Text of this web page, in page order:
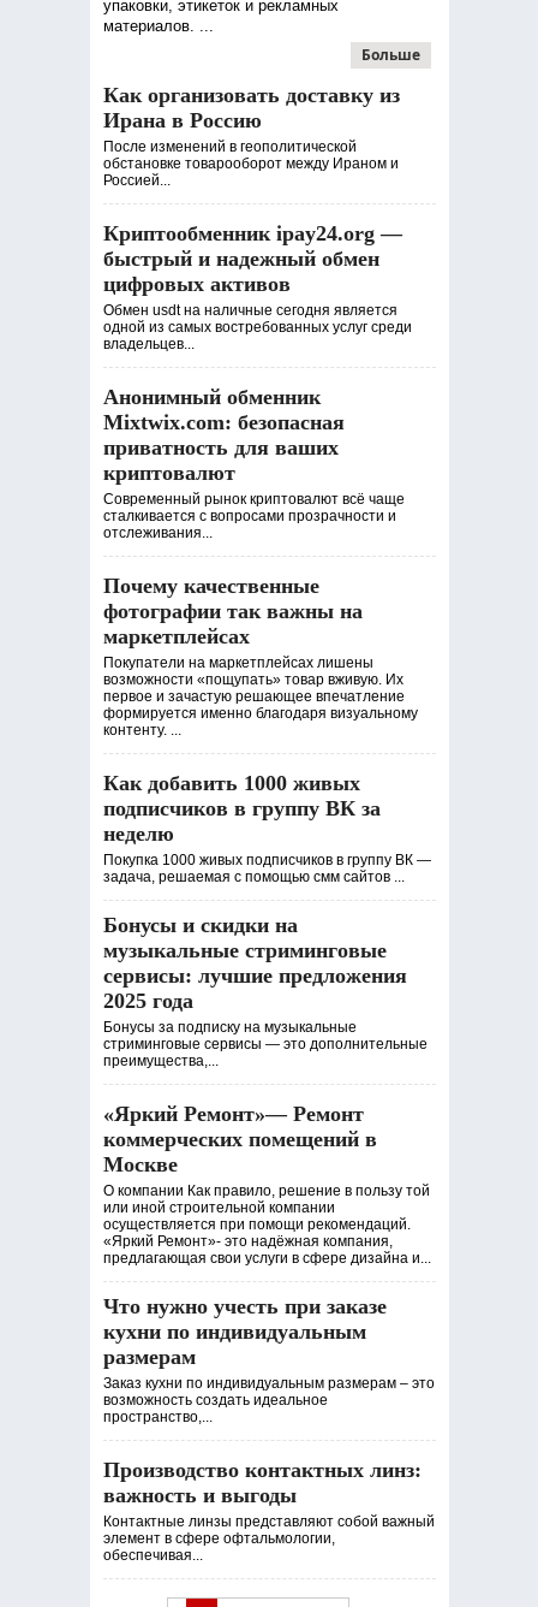
упаковки, этикеток и рекламных
материалов. ...
Больше
Как организовать доставку из
Ирана в Россию
После изменений в геополитической
обстановке товарооборот между Ираном и
Россией...
Криптообменник ipay24.org —
быстрый и надежный обмен
цифровых активов
Обмен usdt на наличные сегодня является
одной из самых востребованных услуг среди
владельцев...
Анонимный обменник
Mixtwix.com: безопасная
приватность для ваших
криптовалют
Современный рынок криптовалют всё чаще
сталкивается с вопросами прозрачности и
отслеживания...
Почему качественные
фотографии так важны на
маркетплейсах
Покупатели на маркетплейсах лишены
возможности «пощупать» товар вживую. Их
первое и зачастую решающее впечатление
формируется именно благодаря визуальному
контенту. ...
Как добавить 1000 живых
подписчиков в группу ВК за
неделю
Покупка 1000 живых подписчиков в группу ВК —
задача, решаемая с помощью смм сайтов ...
Бонусы и скидки на
музыкальные стриминговые
сервисы: лучшие предложения
2025 года
Бонусы за подписку на музыкальные
стриминговые сервисы — это дополнительные
преимущества,...
«Яркий Ремонт»— Ремонт
коммерческих помещений в
Москве
О компании Как правило, решение в пользу той
или иной строительной компании
осуществляется при помощи рекомендаций.
«Яркий Ремонт»- это надёжная компания,
предлагающая свои услуги в сфере дизайна и...
Что нужно учесть при заказе
кухни по индивидуальным
размерам
Заказ кухни по индивидуальным размерам – это
возможность создать идеальное
пространство,...
Производство контактных линз:
важность и выгоды
Контактные линзы представляют собой важный
элемент в сфере офтальмологии,
обеспечивая...